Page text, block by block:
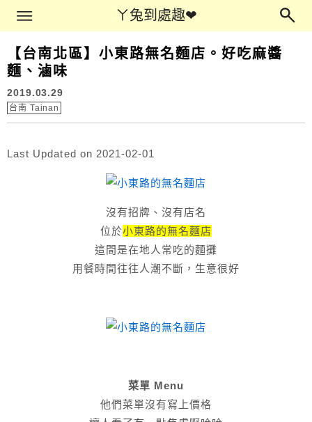
ㄚ兔到處趣❤
Main Menu
【台南北區】小東路無名麵店。好吃麻醬
麵、滷味
2019.03.29
台南 Tainan
Last Updated on 2021-02-01
沒有招牌、沒有店名
位於小東路的無名麵店
這間是在地人常吃的麵攤
用餐時間往往人潮不斷，生意很好
菜單 Menu
他們菜單沒有寫上價格